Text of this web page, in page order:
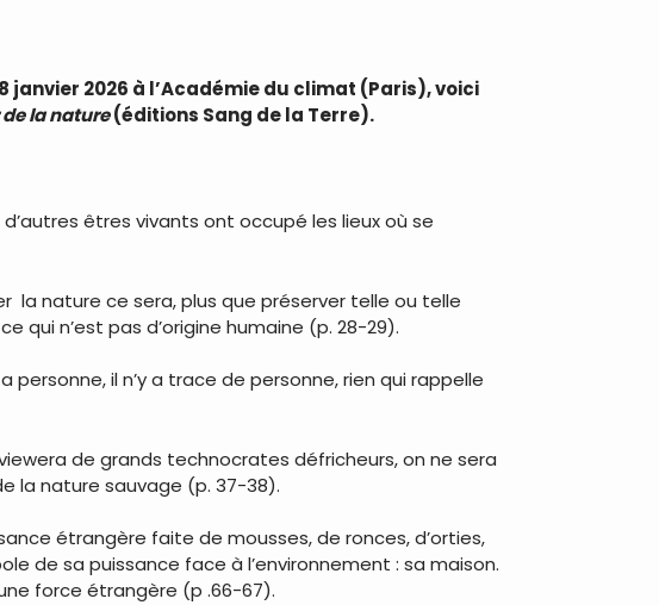
2026 à l’Académie du climat (Paris), voici
de la nature(éditions Sang de la Terre).
êtres vivants ont occupé les lieux où se
la nature ce sera, plus que préserver telle ou telle
qui n’est pas d’origine humaine (p. 28-29).
personne, il n’y a trace de personne, rien qui rappelle
de grands technocrates défricheurs, on ne sera
la nature sauvage (p. 37-38).
étrangère faite de mousses, de ronces, d’orties,
de sa puissance face à l’environnement : sa maison.
force étrangère (p .66-67).